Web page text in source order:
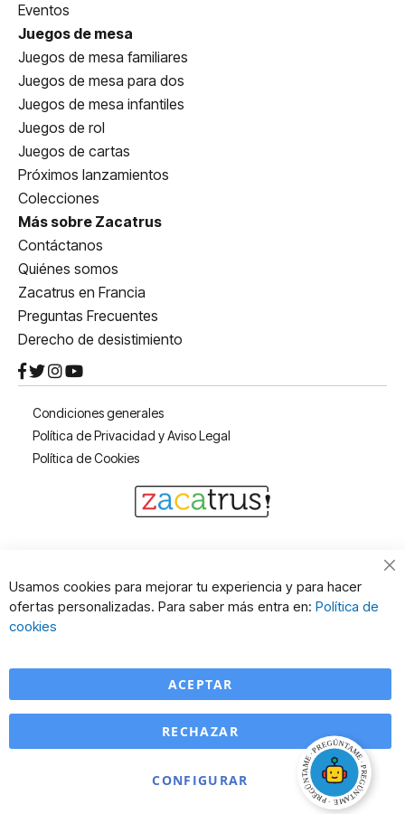
Eventos
Juegos de mesa
Juegos de mesa familiares
Juegos de mesa para dos
Juegos de mesa infantiles
Juegos de rol
Juegos de cartas
Próximos lanzamientos
Colecciones
Más sobre Zacatrus
Contáctanos
Quiénes somos
Zacatrus en Francia
Preguntas Frecuentes
Derecho de desistimiento
Condiciones generales
Política de Privacidad y Aviso Legal
Política de Cookies
Usamos cookies para mejorar tu experiencia y para hacer
ofertas personalizadas. Para saber más entra en: Política de
cookies
ACEPTAR
CONFIGURAR
RECHAZAR